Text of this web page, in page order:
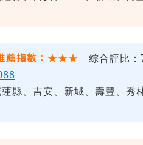
薦指數：★★★
綜合評比
縣、吉安、新城、壽豐、秀